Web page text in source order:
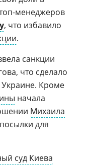
менеджеров
, что избавило
.
санкции
что сделало
Украине. Кроме
начала
Михаила
для
суд Киева